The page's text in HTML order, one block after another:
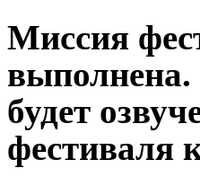
Миссия
будет
фестиваля